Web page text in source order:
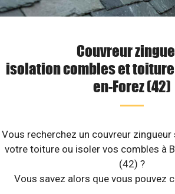
Couvreur
isolation combles et
en-Forez (42)
Vous recherchez un couvreur zingueur
votre toiture ou isoler vos combles à
(42) ?
Vous savez alors que vous pouvez